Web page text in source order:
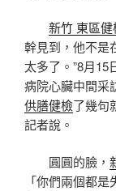
新竹 東區健
幹見到，他不是
太多了。”8月15
病院心臟中間采
供膳健檢了幾句
記者說。
圓圓的臉，
「你們兩個都